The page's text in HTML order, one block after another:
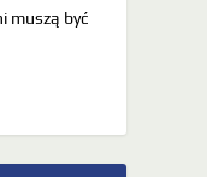
muszą być